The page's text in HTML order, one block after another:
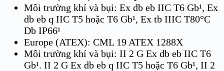
Môi trường khí và bụi: Ex db eb IIC T6 Gb¹, Ex
db eb q IIC T5 hoặc T6 Gb¹, Ex tb IIIC T80°C
Db IP66¹
Europe (ATEX): CML 19 ATEX 1288X
Môi trường khí và bụi: II 2 G Ex db eb IIC T6
Gb¹. II 2 G Ex db eb q IIC T5 hoặc T6 Gb¹, II 2